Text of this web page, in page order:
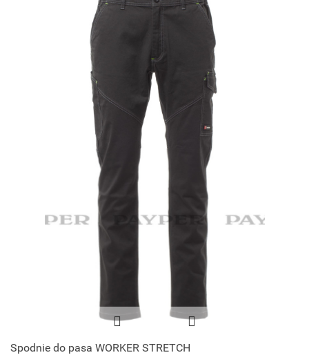
Spodnie do pasa WORKER STRETCH